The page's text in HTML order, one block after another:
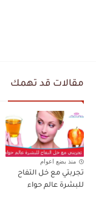
مقالات قد تهمك
منذ بضع اعوام
تجربتي مع خل التفاح
للبشرة عالم حواء